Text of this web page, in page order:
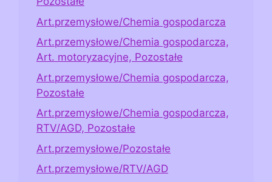
Art.przemysłowe/Chemia gospodarcza
Art.przemysłowe/Chemia gospodarcza,
Art. motoryzacyjne, Pozostałe
Art.przemysłowe/Chemia gospodarcza,
Pozostałe
Art.przemysłowe/Chemia gospodarcza,
RTV/AGD, Pozostałe
Art.przemysłowe/Pozostałe
Art.przemysłowe/RTV/AGD